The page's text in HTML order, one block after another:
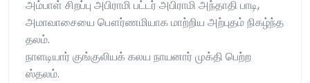
அம்பாள் சிறப்பு அபிராமி பட்டர் அபிராமி அந்தாதி பாடி,
அமாவாசையை பௌர்ணமியாக மாற்றிய அற்புதம் நிகழ்ந்த
தலம்.
நாளடியார் குங்குலியக் கலய நாயனார் முக்தி பெற்ற
ஸ்தலம்.